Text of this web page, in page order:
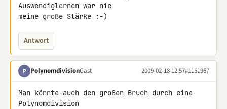
Auswendiglernen war nie
meine große Stärke :-)
Antwort
P PolynomdivisionGast 2009-02-18 12:57#1151967
Man könnte auch den großen Bruch durch eine
Polynomdivision